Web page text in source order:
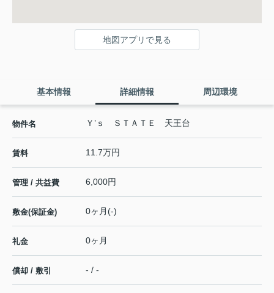
地図アプリで見る
基本情報 詳細情報 周辺環境
物件名 Ｙ’ｓ ＳＴＡＴＥ 天王台
賃料 11.7万円
管理 / 共益費 6,000円
敷金(保証金) 0ヶ月(-)
礼金 0ヶ月
償却 / 敷引 - / -